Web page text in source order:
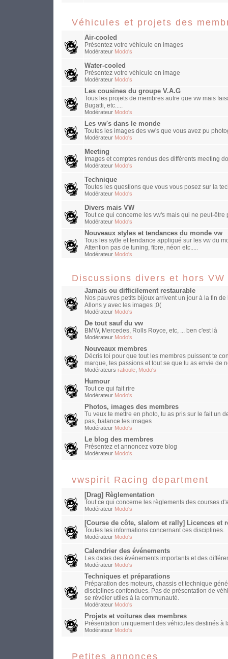
Véhicules et projets des
Air-cooled
Présentez votre véhicule en images
Modérateur Modo's
Water-cooled
Présentez votre véhicule en image
Modérateur Modo's
Les cousines du groupe V.A.G
Tous les projets de membres autre que vw mais
Bugatti, etc.....
Modérateur Modo's
Les vw's dans le monde
Toutes les images des vw's que vous avez pu
Modérateur Modo's
Meeting
Images et comptes rendus des différents meeting
Modérateur Modo's
Technique
Toutes les questions que vous vous posez sur la
Modérateur Modo's
Divers mais VW
Tout ce qui concerne les vw's mais qui ne peut-
Modérateur Modo's
Nouveaux styles et tendances du monde vw
Tous les sytle et tendance appliqué sur les vw du
Attention pas de tuning, fibre, néon etc.....
Modérateur Modo's
Discussions divers et hors VW
Jamais ou difficilement restaurable
Nos pauvres petits bijoux arrivent un jour à la fin
Allons y avec les images ;0(
Modérateur Modo's
De tout sauf du vw
BMW, Mercedes, Rolls Royce, etc, ... ben c'est là
Modérateur Modo's
Nouveaux membres
Décris toi pour que tout les membres puissent te
marque, tes passions et tout se que tu as envie de
Modérateurs rafioule Modo's
Humour
Tout ce qui fait rire
Modérateur Modo's
Photos, images des membres
Tu veux te mettre en photo, tu as pris sur le fait un
pas, balance les images
Modérateur Modo's
Le blog des membres
Présentez et annoncez votre blog
Modérateur Modo's
vwspirit Racing department
[Drag] Règlementation
Tout ce qui concerne les règlements des courses
Modérateur Modo's
[Course de côte, slalom et rally] Licences et
Toutes les informations concernant ces disciplines.
Modérateur Modo's
Calendrier des événements
Les dates des événements importants et des
Modérateur Modo's
Techniques et préparations
Préparation des moteurs, chassis et technique
disciplines confondues. Pas de présentation de
se révéler utiles à la communauté.
Modérateur Modo's
Projets et voitures des membres
Présentation uniquement des véhicules destinés
Modérateur Modo's
Petites annonces